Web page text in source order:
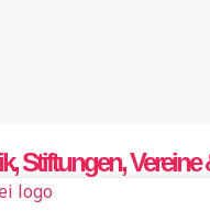
Stiftungen, Vereine